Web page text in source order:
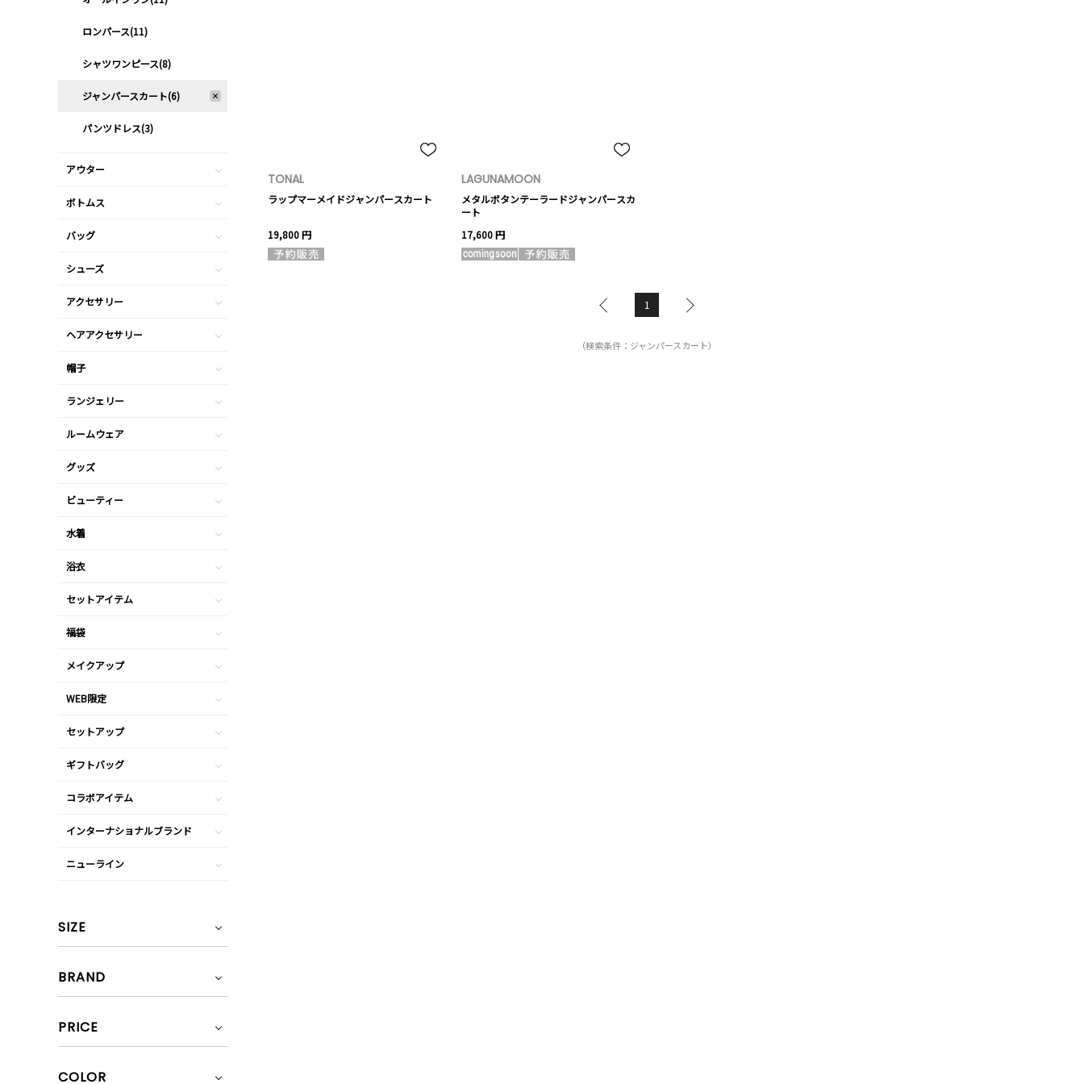
TONAL
ラップマーメイドジャンパースカート
19,800 円
LAGUNAMOON
メタルボタンテーラードジャンパースカ
ート
17,600 円
1
（検索条件：ジャンパースカート）
ロンパース(11)
シャツワンピース(8)
ジャンパースカート(6)
パンツドレス(3)
アウター
ボトムス
バッグ
シューズ
アクセサリー
ヘアアクセサリー
帽子
ランジェリー
ルームウェア
グッズ
ビューティー
水着
浴衣
セットアイテム
福袋
メイクアップ
WEB限定
セットアップ
ギフトバッグ
コラボアイテム
インターナショナルブランド
ニューライン
SIZE
BRAND
PRICE
COLOR